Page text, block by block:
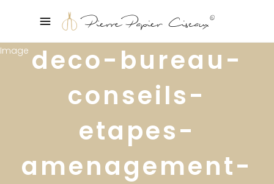
deco-bureau-
conseils-
etapes-
amenagement-